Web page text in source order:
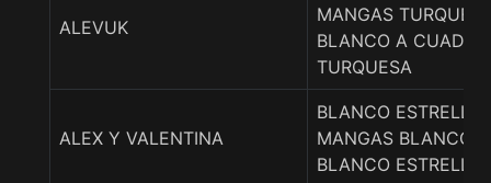
ALEVUK
MANGAS
BLANCO A
TURQUESA
ALEX Y VALENTINA
BLANCO
MANGAS BLANCO,
BLANCO ESTRELLA